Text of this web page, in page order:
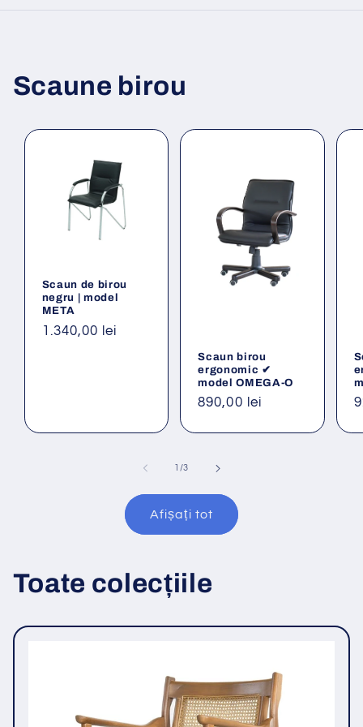
Scaune birou
Scaun de birou
negru | model
META
Preț
1.340,00 lei
Scaun birou
ergonomic ✔
model OMEGA-O
Preț
890,00 lei
/din
3
Afișați tot
Toate colecțiile